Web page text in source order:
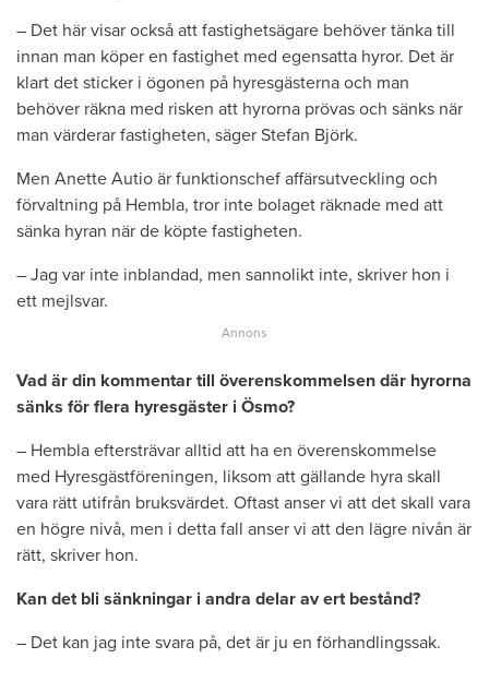
– Det här visar också att fastighetsägare behöver tänka till
innan man köper en fastighet med egensatta hyror. Det är
klart det sticker i ögonen på hyresgästerna och man
behöver räkna med risken att hyrorna prövas och sänks när
man värderar fastigheten, säger Stefan Björk.
Men Anette Autio är funktionschef affärsutveckling och
förvaltning på Hembla, tror inte bolaget räknade med att
sänka hyran när de köpte fastigheten.
– Jag var inte inblandad, men sannolikt inte, skriver hon i
ett mejlsvar.
Vad är din kommentar till överenskommelsen där hyrorna
sänks för flera hyresgäster i Ösmo?
– Hembla eftersträvar alltid att ha en överenskommelse
med Hyresgästföreningen, liksom att gällande hyra skall
vara rätt utifrån bruksvärdet. Oftast anser vi att det skall vara
en högre nivå, men i detta fall anser vi att den lägre nivån är
rätt, skriver hon.
Kan det bli sänkningar i andra delar av ert bestånd?
– Det kan jag inte svara på, det är ju en förhandlingssak.